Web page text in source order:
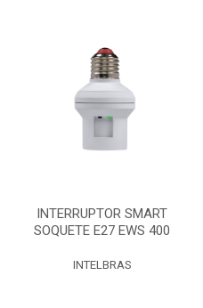
INTERRUPTOR SMART
SOQUETE E27 EWS 400
INTELBRAS